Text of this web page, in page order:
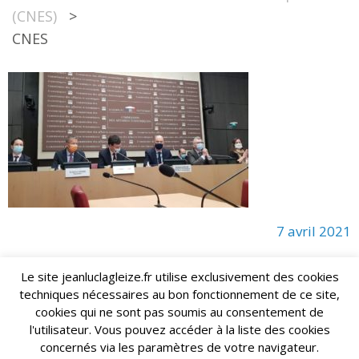
(CNES)
>
CNES
7 avril 2021
Jean-Luc LAGLEIZE - e-mail : lagleize2024@gmail.com
Mentions Légales- Copyright © 2024. Tous droits réservés.
Le site jeanluclagleize.fr utilise exclusivement des cookies
techniques nécessaires au bon fonctionnement de ce site,
cookies qui ne sont pas soumis au consentement de
l'utilisateur. Vous pouvez accéder à la liste des cookies
concernés via les paramètres de votre navigateur.